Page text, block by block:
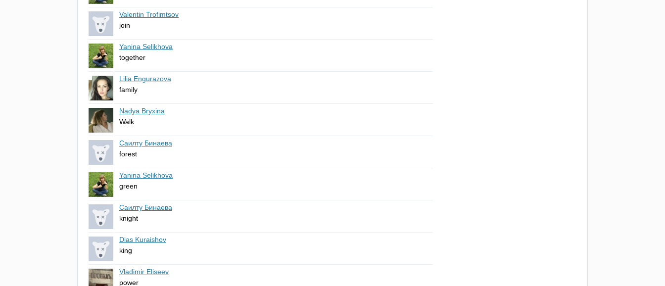
Valentin Trofimtsov
join
Yanina Selikhova
together
Lilia Engurazova
family
Nadya Bryxina
Walk
Саилту Бинаева
forest
Yanina Selikhova
green
Саилту Бинаева
knight
Dias Kuraishov
king
Vladimir Eliseev
power